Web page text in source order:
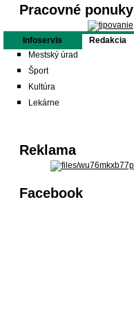
Pracovné ponuky
Infoservis Redakcia
Mestský úrad
Šport
Kultúra
Lekárne
Reklama
Facebook